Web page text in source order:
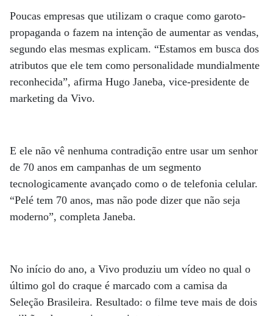
Poucas empresas que utilizam o craque como garoto-
propaganda o fazem na intenção de aumentar as vendas,
segundo elas mesmas explicam. “Estamos em busca dos
atributos que ele tem como personalidade mundialmente
reconhecida”, afirma Hugo Janeba, vice-presidente de
marketing da Vivo.
E ele não vê nenhuma contradição entre usar um senhor
de 70 anos em campanhas de um segmento
tecnologicamente avançado como o de telefonia celular.
“Pelé tem 70 anos, mas não pode dizer que não seja
moderno”, completa Janeba.
No início do ano, a Vivo produziu um vídeo no qual o
último gol do craque é marcado com a camisa da
Seleção Brasileira. Resultado: o filme teve mais de dois